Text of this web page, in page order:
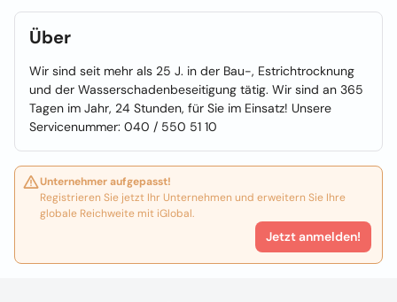
Über
Wir sind seit mehr als 25 J. in der Bau-, Estrichtrocknung
und der Wasserschadenbeseitigung tätig. Wir sind an 365
Tagen im Jahr, 24 Stunden, für Sie im Einsatz! Unsere
Servicenummer: 040 / 550 51 10
Unternehmer aufgepasst!
Registrieren Sie jetzt Ihr Unternehmen und erweitern Sie Ihre
globale Reichweite mit iGlobal.
Jetzt anmelden!